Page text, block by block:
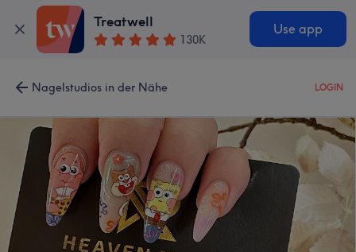
Treatwell
130K
Use app
Nagelstudios in der Nähe LOGIN